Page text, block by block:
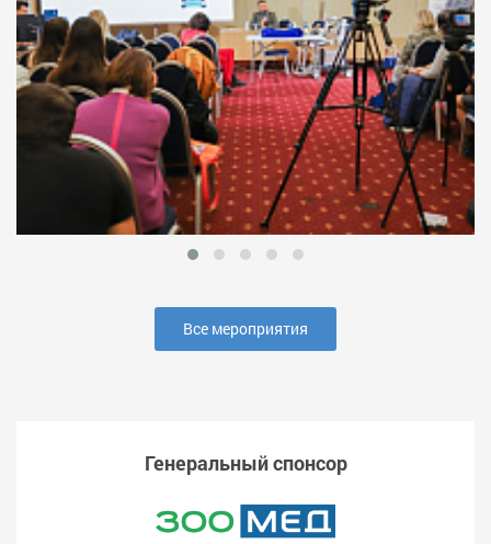
Генеральный спонсор
Все мероприятия